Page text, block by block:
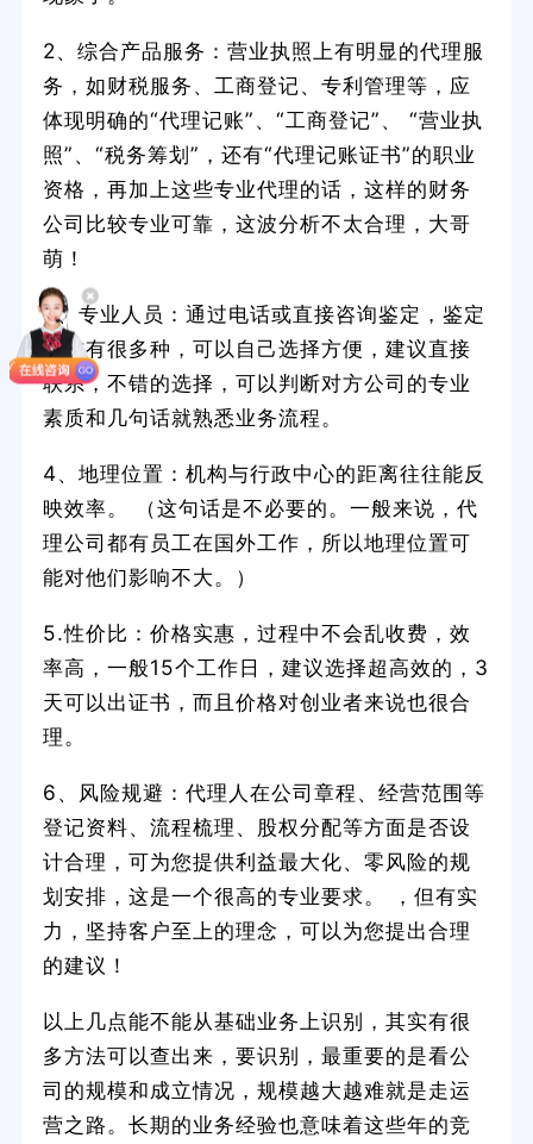
2、综合产品服务：营业执照上有明显的代理服
务，如财税服务、工商登记、专利管理等，应
体现明确的“代理记账”、“工商登记”、 “营业执
照”、“税务筹划”，还有“代理记账证书”的职业
资格，再加上这些专业代理的话，这样的财务
公司比较专业可靠，这波分析不太合理，大哥
萌！
3、专业人员：通过电话或直接咨询鉴定，鉴定
方式有很多种，可以自己选择方便，建议直接
联系，不错的选择，可以判断对方公司的专业
素质和几句话就熟悉业务流程。
4、地理位置：机构与行政中心的距离往往能反
映效率。 （这句话是不必要的。一般来说，代
理公司都有员工在国外工作，所以地理位置可
能对他们影响不大。）
5.性价比：价格实惠，过程中不会乱收费，效
率高，一般15个工作日，建议选择超高效的，3
天可以出证书，而且价格对创业者来说也很合
理。
6、风险规避：代理人在公司章程、经营范围等
登记资料、流程梳理、股权分配等方面是否设
计合理，可为您提供利益最大化、零风险的规
划安排，这是一个很高的专业要求。 ，但有实
力，坚持客户至上的理念，可以为您提出合理
的建议！
以上几点能不能从基础业务上识别，其实有很
多方法可以查出来，要识别，最重要的是看公
司的规模和成立情况，规模越大越难就是走运
营之路。长期的业务经验也意味着这些年的竞